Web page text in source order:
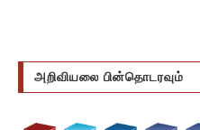
அறிவியலை பின்தொடரவும்